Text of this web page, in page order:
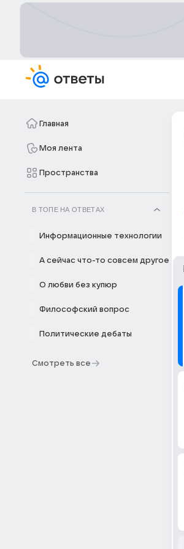
Главная
Моя лента
Пространства
В ТОПЕ НА ОТВЕТАХ
Информационные технологии
А сейчас что-то совсем другое
О любви без купюр
Философский вопрос
Политические дебаты
Смотреть все